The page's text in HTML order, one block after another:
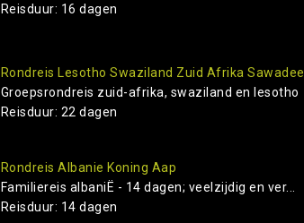
Reisduur: 16 dagen
Rondreis Lesotho Swaziland Zuid Afrika Sawadee
Groepsrondreis zuid-afrika, swaziland en lesotho
Reisduur: 22 dagen
Rondreis Albanie Koning Aap
Familiereis albaniË - 14 dagen; veelzijdig en ver...
Reisduur: 14 dagen